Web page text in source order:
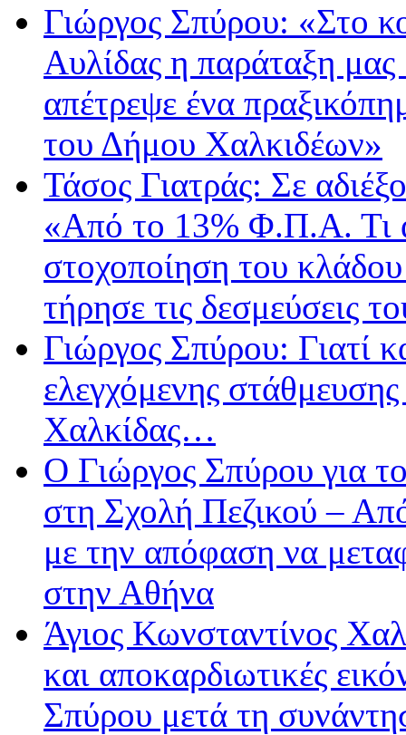
Γιώργος Σπύρου: «Στο
Αυλίδας η παράταξη
απέτρεψε ένα
του Δήμου Χαλκιδέων»
Τάσος Γιατράς: Σε
«Από το 13% Φ.Π.Α. Τι
στοχοποίηση του
τήρησε τις δεσμεύσεις
Γιώργος Σπύρου: Γιατί
ελεγχόμενης
Χαλκίδας…
Ο Γιώργος Σπύρου για
στη Σχολή Πεζικού –
με την απόφαση να
στην Αθήνα
Άγιος Κωνσταντίνος
και αποκαρδιωτικές
Σπύρου μετά τη